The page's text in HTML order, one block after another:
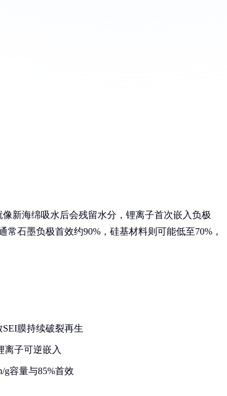
新海绵吸水后会残留水分，锂离子首次嵌入负极
石墨负极首效约90%，硅基材料则可能低至70%，
SEI膜持续破裂再生
离子可逆嵌入
g容量与85%首效